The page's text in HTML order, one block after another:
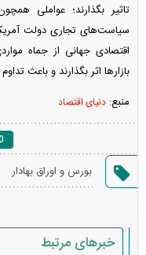
تاثیر بگذارند؛ عواملی
سیاست‌های تجاری دولت
اقتصادی جهانی از جماه
بازار‌ها اثر بگذارند و باعث
منبع: دنیای اقتصاد
بورس و اوراق بهادار
خبرهای مرتبط